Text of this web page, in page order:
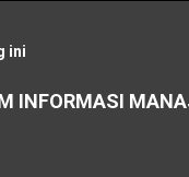
ini
INFORMASI